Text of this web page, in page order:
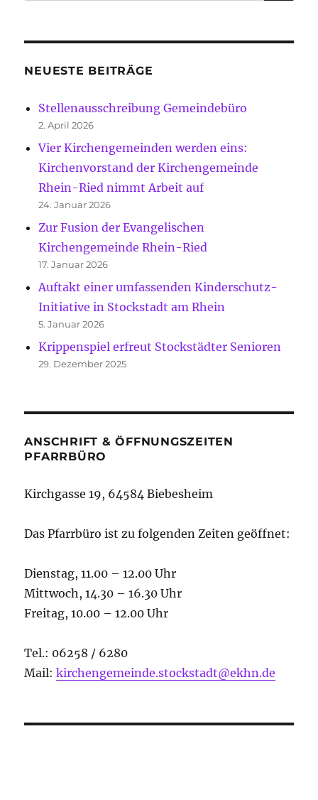
NEUESTE BEITRÄGE
Stellenausschreibung Gemeindebüro
2. April 2026
Vier Kirchengemeinden werden eins:
Kirchenvorstand der Kirchengemeinde
Rhein-Ried nimmt Arbeit auf
24. Januar 2026
Zur Fusion der Evangelischen
Kirchengemeinde Rhein-Ried
17. Januar 2026
Auftakt einer umfassenden Kinderschutz-
Initiative in Stockstadt am Rhein
5. Januar 2026
Krippenspiel erfreut Stockstädter Senioren
29. Dezember 2025
ANSCHRIFT & ÖFFNUNGSZEITEN
PFARRBÜRO
Kirchgasse 19, 64584 Biebesheim
Das Pfarrbüro ist zu folgenden Zeiten geöffnet:
Dienstag, 11.00 – 12.00 Uhr
Mittwoch, 14.30 – 16.30 Uhr
Freitag, 10.00 – 12.00 Uhr
Tel.: 06258 / 6280
Mail:kirchengemeinde.stockstadt@ekhn.de